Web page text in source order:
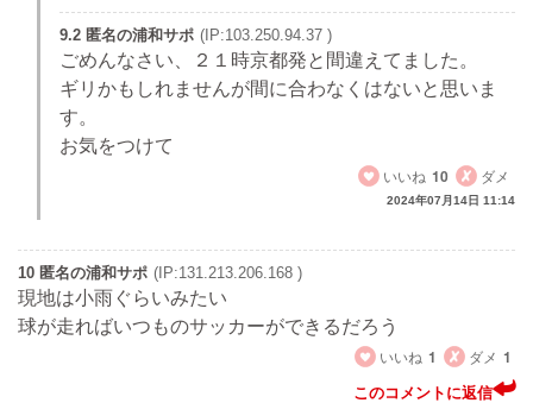
9.2 匿名の浦和サポ (IP:103.250.94.37 )
ごめんなさい、２１時京都発と間違えてました。
ギリかもしれませんが間に合わなくはないと思いま
す。
お気をつけて
いいね 10 ダメ
2024年07月14日 11:14
10 匿名の浦和サポ (IP:131.213.206.168 )
現地は小雨ぐらいみたい
球が走ればいつものサッカーができるだろう
いいね 1 ダメ 1
このコメントに返信